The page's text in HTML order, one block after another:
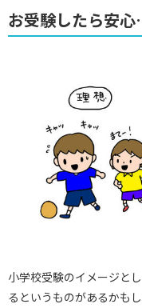
お受験したら安
小学校受験のイメージと
るというものがあるかも